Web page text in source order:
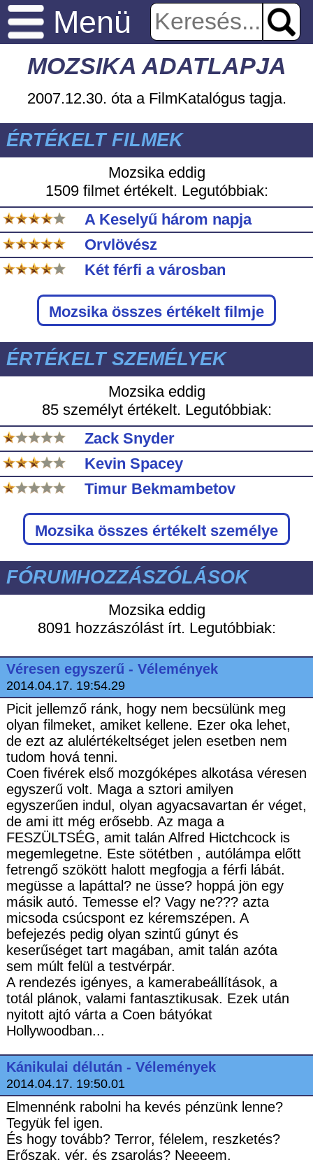
Menü
MOZSIKA ADATLAPJA
2007.12.30. óta a FilmKatalógus tagja.
ÉRTÉKELT FILMEK
Mozsika eddig
1509 filmet értékelt. Legutóbbiak:
A Keselyű három napja
Orvlövész
Két férfi a városban
Mozsika összes értékelt filmje
ÉRTÉKELT SZEMÉLYEK
Mozsika eddig
85 személyt értékelt. Legutóbbiak:
Zack Snyder
Kevin Spacey
Timur Bekmambetov
Mozsika összes értékelt személye
FÓRUMHOZZÁSZÓLÁSOK
Mozsika eddig
8091 hozzászólást írt. Legutóbbiak:
Véresen egyszerű - Vélemények
2014.04.17. 19:54.29
Picit jellemző ránk, hogy nem becsülünk meg
olyan filmeket, amiket kellene. Ezer oka lehet,
de ezt az alulértékeltséget jelen esetben nem
tudom hová tenni.
Coen fivérek első mozgóképes alkotása véresen
egyszerű volt. Maga a sztori amilyen
egyszerűen indul, olyan agyacsavartan ér véget,
de ami itt még erősebb. Az maga a
FESZÜLTSÉG, amit talán Alfred Hictchcock is
megemlegetne. Este sötétben , autólámpa előtt
fetrengő szökött halott megfogja a férfi lábát.
megüsse a lapáttal? ne üsse? hoppá jön egy
másik autó. Temesse el? Vagy ne??? azta
micsoda csúcspont ez kéremszépen. A
befejezés pedig olyan szintű gúnyt és
keserűséget tart magában, amit talán azóta
sem múlt felül a testvérpár.
A rendezés igényes, a kamerabeállítások, a
totál plánok, valami fantasztikusak. Ezek után
nyitott ajtó várta a Coen bátyókat
Hollywoodban...
Kánikulai délután - Vélemények
2014.04.17. 19:50.01
Elmennénk rabolni ha kevés pénzünk lenne?
Tegyük fel igen.
És hogy tovább? Terror, félelem, reszketés?
Erőszak, vér, és zsarolás? Neeeem.